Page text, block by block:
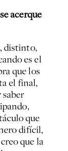
acerque
distinto,
es el
que los
el final,
saber
que
difícil,
que la